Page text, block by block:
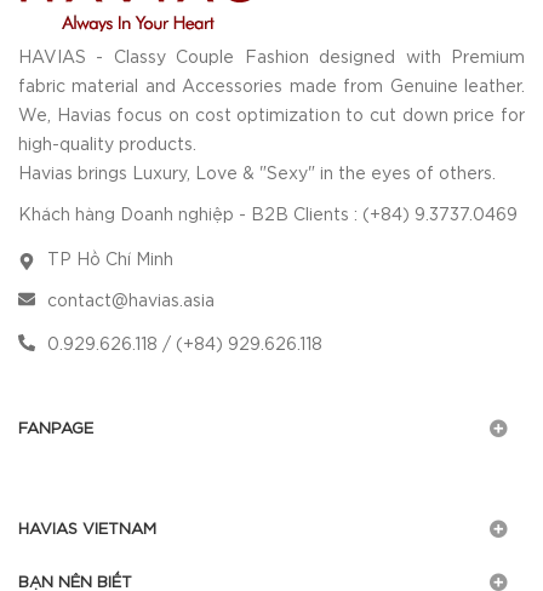
HAVIAS - Classy Couple Fashion designed with Premium
fabric material and Accessories made from Genuine leather.
We, Havias focus on cost optimization to cut down price for
high-quality products.
Havias brings Luxury, Love & "Sexy" in the eyes of others.
Khách hàng Doanh nghiệp - B2B Clients : (+84) 9.3737.0469
TP Hồ Chí Minh
contact@havias.asia
0.929.626.118 / (+84) 929.626.118
FANPAGE
HAVIAS VIETNAM
BẠN NÊN BIẾT